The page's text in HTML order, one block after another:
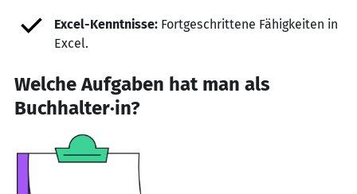
Excel-Kenntnisse: Fortgeschrittene Fähigkeiten in
Excel.
Welche Aufgaben hat man als
Buchhalter·in?